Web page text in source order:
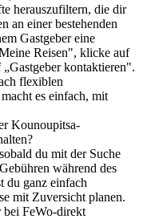
herauszufiltern, die dir
an einer bestehenden
Gastgeber eine
Reisen", klicke auf
kontaktieren".
flexiblen
es einfach, mit
Kounoupitsa-
du mit der Suche
während des
du ganz einfach
mit Zuversicht planen.
bei FeWo-direkt